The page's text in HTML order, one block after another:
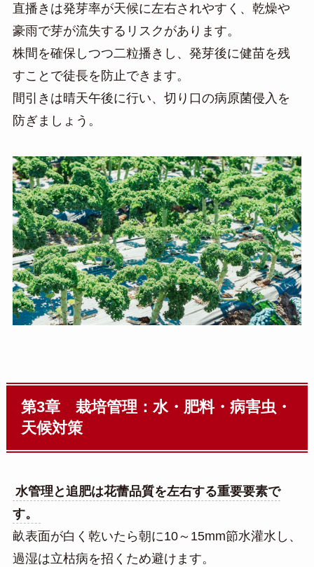
直播きは発芽率が天候に左右されやすく、乾燥や
豪雨で芽が流失するリスクがあります。
株間を確保しつつ二粒播きし、発芽後に健苗を残
すことで徒長を防止できます。
間引きは晴天午後に行い、切り口の病原菌侵入を
防ぎましょう。
第3章 栽培管理：水・肥料・病害虫・
天候対策
水管理と追肥は花蕾品質を左右する重要要素で
す。
畝表面が白く乾いたら朝に10～15mm節水灌水し、
過湿は立枯病を招くため避けます。